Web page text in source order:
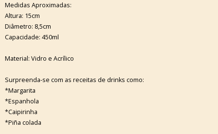
Medidas Aproximadas:
Altura: 15cm
Diâmetro: 8,5cm
Capacidade: 450ml
Material: Vidro e Acrílico
Surpreenda-se com as receitas de drinks como:
*Margarita
*Espanhola
*Caipirinha
*Piña colada